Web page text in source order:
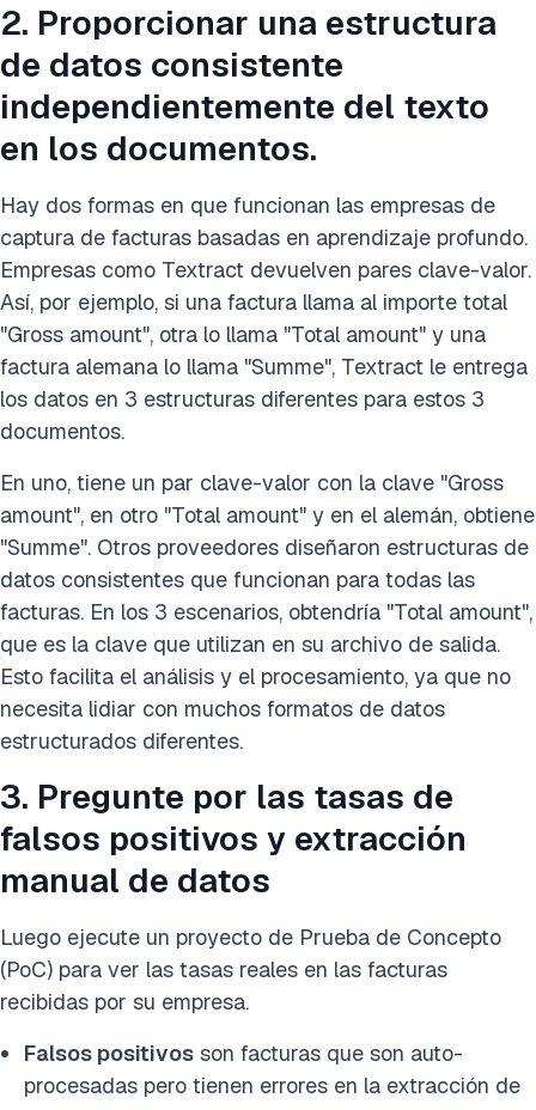
2. Proporcionar una estructura
de datos consistente
independientemente del texto
en los documentos.
Hay dos formas en que funcionan las empresas de
captura de facturas basadas en aprendizaje profundo.
Empresas como Textract devuelven pares clave-valor.
Así, por ejemplo, si una factura llama al importe total
"Gross amount", otra lo llama "Total amount" y una
factura alemana lo llama "Summe", Textract le entrega
los datos en 3 estructuras diferentes para estos 3
documentos.
En uno, tiene un par clave-valor con la clave "Gross
amount", en otro "Total amount" y en el alemán, obtiene
"Summe". Otros proveedores diseñaron estructuras de
datos consistentes que funcionan para todas las
facturas. En los 3 escenarios, obtendría "Total amount",
que es la clave que utilizan en su archivo de salida.
Esto facilita el análisis y el procesamiento, ya que no
necesita lidiar con muchos formatos de datos
estructurados diferentes.
3. Pregunte por las tasas de
falsos positivos y extracción
manual de datos
Luego ejecute un proyecto de Prueba de Concepto
(PoC) para ver las tasas reales en las facturas
recibidas por su empresa.
Falsos positivos son facturas que son auto-
procesadas pero tienen errores en la extracción de